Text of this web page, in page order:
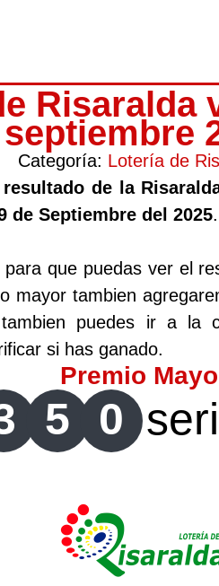
Risaralda
septiembre
Categoría: Lotería de
de la
de Septiembre del 2025.
que puedas ver el
mayor tambien
puedes ir a la
si has ganado.
Premio
5 0